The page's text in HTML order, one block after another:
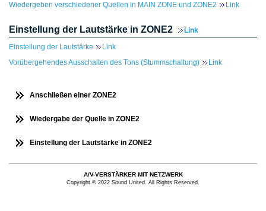
Wiedergeben verschiedener Quellen in MAIN ZONE und ZONE2
Link
Einstellung der Lautstärke in ZONE2
Link
Einstellung der Lautstärke
Link
Vorübergehendes Ausschalten des Tons (Stummschaltung)
Link
Anschließen einer ZONE2
Wiedergabe der Quelle in ZONE2
Einstellung der Lautstärke in ZONE2
A/V-VERSTÄRKER MIT NETZWERK
Copyright © 2022 Sound United. All Rights Reserved.